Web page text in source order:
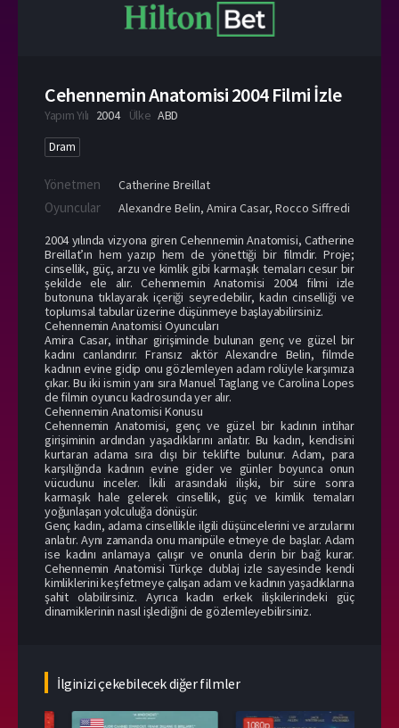
Cehennemin Anatomisi 2004 Filmi İzle
Yapım Yılı 2004 Ülke ABD
Dram
Yönetmen Catherine Breillat
Oyuncular Alexandre Belin, Amira Casar, Rocco Siffredi
2004 yılında vizyona giren Cehennemin Anatomisi, Catherine
Breillat’ın hem yazıp hem de yönettiği bir filmdir. Proje;
cinsellik, güç, arzu ve kimlik gibi karmaşık temaları cesur bir
şekilde ele alır. Cehennemin Anatomisi 2004 filmi izle
butonuna tıklayarak içeriği seyredebilir, kadın cinselliği ve
toplumsal tabular üzerine düşünmeye başlayabilirsiniz.
Cehennemin Anatomisi Oyuncuları
Amira Casar, intihar girişiminde bulunan genç ve güzel bir
kadını canlandırır. Fransız aktör Alexandre Belin, filmde
kadının evine gidip onu gözlemleyen adam rolüyle karşımıza
çıkar. Bu iki ismin yanı sıra Manuel Taglang ve Carolina Lopes
de filmin oyuncu kadrosunda yer alır.
Cehennemin Anatomisi Konusu
Cehennemin Anatomisi, genç ve güzel bir kadının intihar
girişiminin ardından yaşadıklarını anlatır. Bu kadın, kendisini
kurtaran adama sıra dışı bir teklifte bulunur. Adam, para
karşılığında kadının evine gider ve günler boyunca onun
vücudunu inceler. İkili arasındaki ilişki, bir süre sonra
karmaşık hale gelerek cinsellik, güç ve kimlik temaları
yoğunlaşan yolculuğa dönüşür.
Genç kadın, adama cinsellikle ilgili düşüncelerini ve arzularını
anlatır. Aynı zamanda onu manipüle etmeye de başlar. Adam
ise kadını anlamaya çalışır ve onunla derin bir bağ kurar.
Cehennemin Anatomisi Türkçe dublaj izle sayesinde kendi
kimliklerini keşfetmeye çalışan adam ve kadının yaşadıklarına
şahit olabilirsiniz. Ayrıca kadın erkek ilişkilerindeki güç
dinamiklerinin nasıl işlediğini de gözlemleyebilirsiniz.
İlginizi çekebilecek diğer filmler